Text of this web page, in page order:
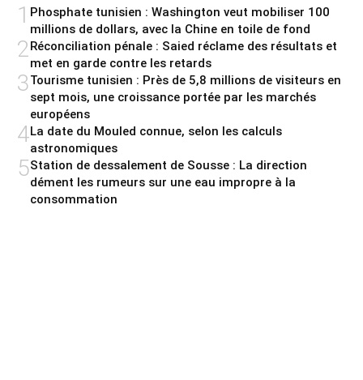
1 Phosphate tunisien : Washington veut mobiliser 100
millions de dollars, avec la Chine en toile de fond
2 Réconciliation pénale : Saied réclame des résultats et
met en garde contre les retards
3Tourisme tunisien : Près de 5,8 millions de visiteurs en
sept mois, une croissance portée par les marchés
européens
4La date du Mouled connue, selon les calculs
astronomiques
5Station de dessalement de Sousse : La direction
dément les rumeurs sur une eau impropre à la
consommation